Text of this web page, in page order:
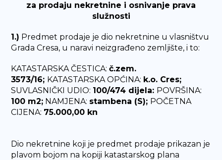
za prodaju nekretnine i osnivanje prava
služnosti
1.) Predmet prodaje je dio nekretnine u vlasništvu
Grada Cresa, u naravi neizgrađeno zemljište, i to:
KATASTARSKA ČESTICA:č.zem.
3573/16; KATASTARSKA OPĆINA: k.o. Cres;
SUVLASNIČKI UDIO: 100/474 dijela: POVRŠINA:
100 m2; NAMJENA: stambena (S); POČETNA
CIJENA: 75.000,00 kn
Dio nekretnine koji je predmet prodaje prikazan je
plavom bojom na kopiji katastarskog plana